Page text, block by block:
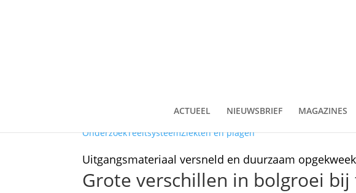
ACTUEEL NIEUWSBRIEF MAGAZINES
OnderzoekTeeltsysteemZiekten en plagen
Uitgangsmateriaal versneld en duurzaam
Grote verschillen in bolgroei